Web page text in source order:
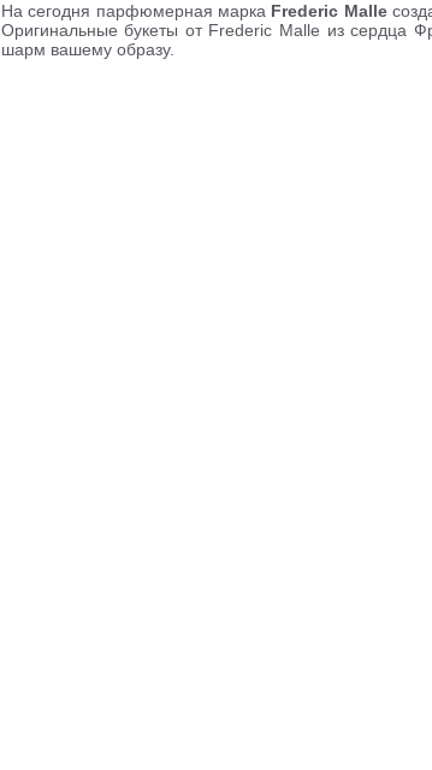
На сегодня парфюмерная марка Frederic Malle
Оригинальные букеты от Frederic Malle из сердца
шарм вашему образу.